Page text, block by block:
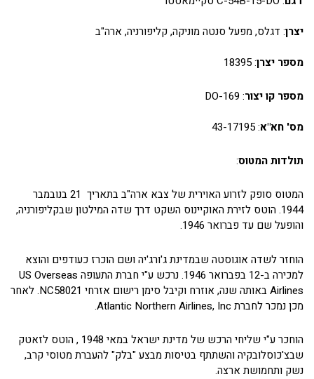
יצרן: דגלס, מפעל סנטה מוניקה, קליפורניה, ארה"ב
מספר יצרן: 18395
מספר קו יצור: DO-169
מס' חא"א: 43-17195
תולדות המטוס:
המטוס סופק לזרוע האוירית של צבא ארה"ב בתאריך 21 בנובמבר
1944. הוטס לזירת האוקיינוס השקט דרך שדה המילטון שבקליפורניה,
והופעל שם עד פברואר 1946.
הוחזר לשדה אוגוסטה שבמדינת ג'ורג'יה ושם הוכרז כעודפים והוצא
למכירה ב-12 בפברואר 1946. נרכש ע"י חברת התעופה US Overseas
Airlines באותה שנה, אוזרח וקיבל סימן רישום אזרחי NC58021. לאחר
מכן נמכר לחברת Atlantic Northern Airlines, Inc.
הוחכר ע"י שליחי הרכש של מדינת ישראל במאי 1948 , הוטס לזאטק
שבצ'כוסלובקיה והשתתף בטיסות מבצע "בלק" להעברת מטוסי קרב,
נשק ותחמושת ארצה.